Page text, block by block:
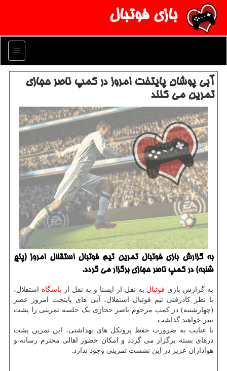
بازی فوتبال
منو
آبی پوشان پایتخت امروز در كمپ ناصر حجازی
تمرین می كنند
به گزارش بازی فوتبال تمرین تیم فوتبال استقلال امروز (پنج
شنبه) در كمپ ناصر حجازی برگزار می گردد.
به گزارش بازی فوتبال به نقل از ایسنا و به نقل از باشگاه استقلال،
با نظر کادرفنی تیم فوتبال استقلال، آبی های پایتخت امروز عصر
(چهارشنبه) در کمپ مرحوم ناصر حجازی یک جلسه تمرینی را پشت
سر خواهند گذاشت.
با عنایت به ضرورت حفظ پروتکل های بهداشتی، این تمرین پشت
درهای بسته برگزار می گردد و امکان حضور اهالی محترم رسانه و
هواداران عزیز در این نشست تمرینی وجود ندارد.